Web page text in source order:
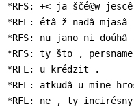
*RFS: +< ja ščé@w
*RFL: étâ ž nadâ mjasâ
*RFS: nu jano ni doúhâ
*RFS: ty što ,
*RFL: u krédzit .
*RFL: atkudâ u mine
*RFL: ne , ty